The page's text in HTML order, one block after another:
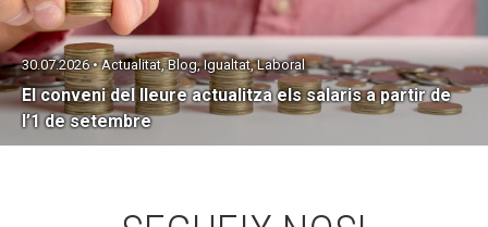
El conveni del lleure actualitza els salaris a partir de
l’1 de setembre
30.07.2026 • Actualitat, Blog, Igualtat, Laboral